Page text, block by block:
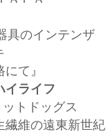
具のインテンザ
て』
イライフ
トドッグス
維の遠東新世紀